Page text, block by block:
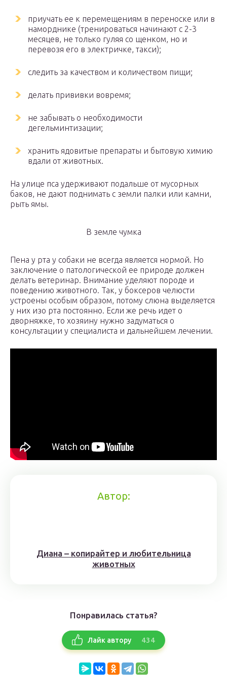
приучать ее к перемещениям в переноске или в
наморднике (тренироваться начинают с 2-3
месяцев, не только гуляя со щенком, но и
перевозя его в электричке, такси);
следить за качеством и количеством пищи;
делать прививки вовремя;
не забывать о необходимости
дегельминтизации;
хранить ядовитые препараты и бытовую химию
вдали от животных.
На улице пса удерживают подальше от мусорных
баков, не дают поднимать с земли палки или камни,
рыть ямы.
В земле чумка
Пена у рта у собаки не всегда является нормой. Но
заключение о патологической ее природе должен
делать ветеринар. Внимание уделяют породе и
поведению животного. Так, у боксеров челюсти
устроены особым образом, потому слюна выделяется
у них изо рта постоянно. Если же речь идет о
дворняжке, то хозяину нужно задуматься о
консультации у специалиста и дальнейшем лечении.
Автор:
Диана – копирайтер и любительница
животных
Понравилась статья?
Лайк автору 434